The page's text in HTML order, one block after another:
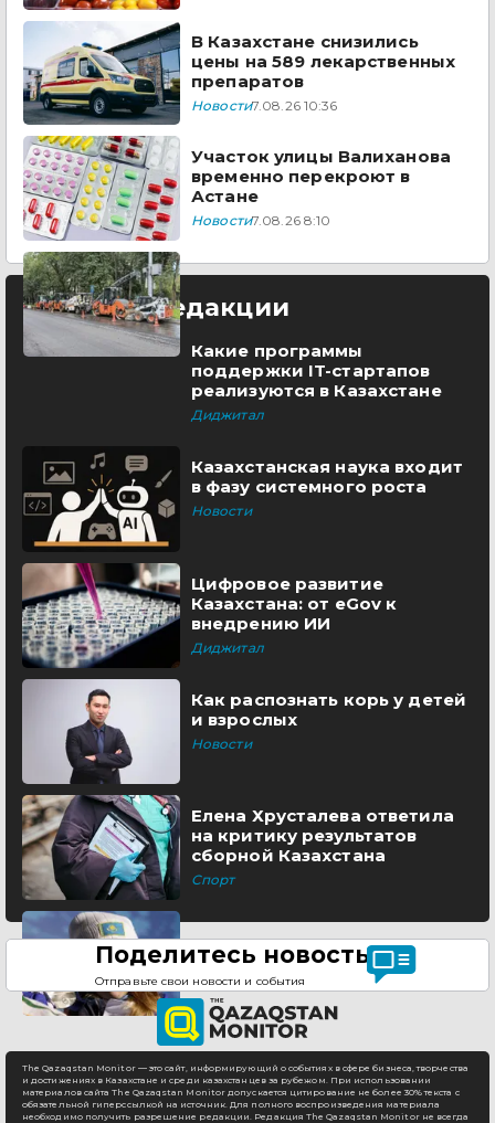
В Казахстане снизились
цены на 589 лекарственных
препаратов
Новости7.08.26 10:36
Участок улицы Валиханова
временно перекроют в
Астане
Новости7.08.26 8:10
Выбор редакции
Какие программы
поддержки IT-стартапов
реализуются в Казахстане
Диджитал
Казахстанская наука входит
в фазу системного роста
Новости
Цифровое развитие
Казахстана: от eGov к
внедрению ИИ
Диджитал
Как распознать корь у детей
и взрослых
Новости
Елена Хрусталева ответила
на критику результатов
сборной Казахстана
Спорт
Поделитесь новостью
Отправьте свои новости и события
The Qazaqstan Monitor — это сайт, информирующий о событиях в сфере бизнеса, творчества
и достижениях в Казахстане и среди казахстанцев за рубежом. При использовании
материалов сайта The Qazaqstan Monitor допускается цитирование не более 30% текста с
обязательной гиперссылкой на источник. Для полного воспроизведения материала
необходимо получить разрешение редакции. Редакция The Qazaqstan Monitor не всегда